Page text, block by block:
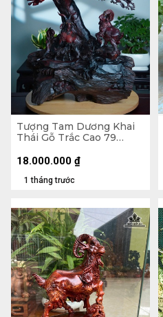
Tượng Tam Dương Khai
Thái Gỗ Trắc Cao 79
1 tháng trước
18.000.000 ₫